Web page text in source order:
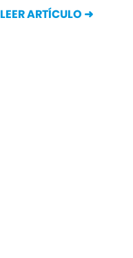
LEER ARTÍCULO ➜